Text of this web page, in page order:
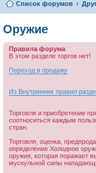
Список форумов
Оружие
Правила форума
В этом разделе торгов нет!
Переход в продажу
Из Внутренних правил
Торговля и приобретение
соотноситься каждым
стран.
Торговля, оценка,
определение Холодное
оружия, которая поражает
мускульной силы